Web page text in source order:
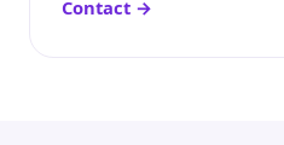
Contact →